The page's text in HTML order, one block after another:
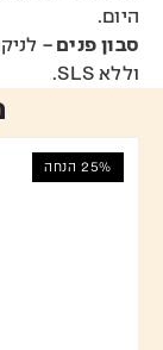
היום.
סבון פנים –
וללא SLS.
25% הנחה